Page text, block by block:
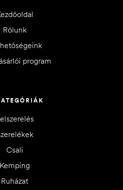
Rólunk
program
Csali
Kemping
Ruházat